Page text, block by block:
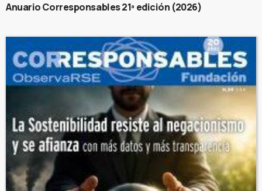
Anuario Corresponsables 21ª edición (2026)